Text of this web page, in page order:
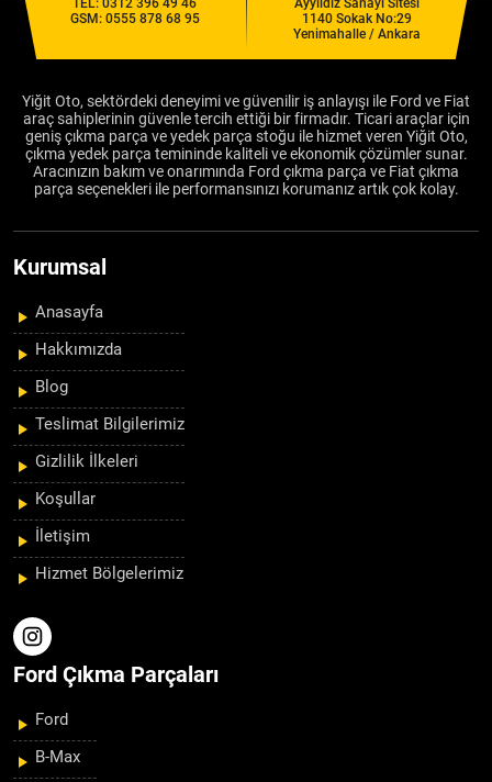
TEL:0312 396 49 46
GSM: 0555 878 68 95
Ayyıldız Sanayi Sitesi
1140 Sokak No:29
Yenimahalle / Ankara
Yiğit Oto, sektördeki deneyimi ve güvenilir iş anlayışı ile Ford ve Fiat
araç sahiplerinin güvenle tercih ettiği bir firmadır. Ticari araçlar için
geniş çıkma parça ve yedek parça stoğu ile hizmet veren Yiğit Oto,
çıkma yedek parça temininde kaliteli ve ekonomik çözümler sunar.
Aracınızın bakım ve onarımında Ford çıkma parça ve Fiat çıkma
parça seçenekleri ile performansınızı korumanız artık çok kolay.
Kurumsal
Anasayfa
Hakkımızda
Blog
Teslimat Bilgilerimiz
Gizlilik İlkeleri
Koşullar
İletişim
Hizmet Bölgelerimiz
Ford Çıkma Parçaları
Ford
B-Max